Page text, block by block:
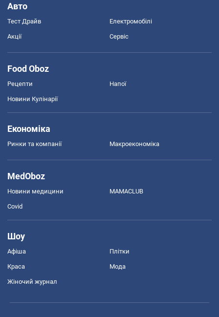
Авто
Тест Драйв Електромобілі
Акції Сервіс
Food Oboz
Рецепти Напої
Новини Кулінарії
Економіка
Ринки та компанії Макроекономіка
MedOboz
Новини медицини MAMACLUB
Covid
Шоу
Афіша Плітки
Краса Мода
Жіночий журнал